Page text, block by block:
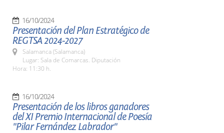
16/10/2024
Presentación del Plan Estratégico de
REGTSA 2024-2027
Salamanca (Salamanca)
Lugar: Sala de Comarcas. Diputación
Hora: 11:30 h.
16/10/2024
Presentación de los libros ganadores
del XI Premio Internacional de Poesía
"Pilar Fernández Labrador"